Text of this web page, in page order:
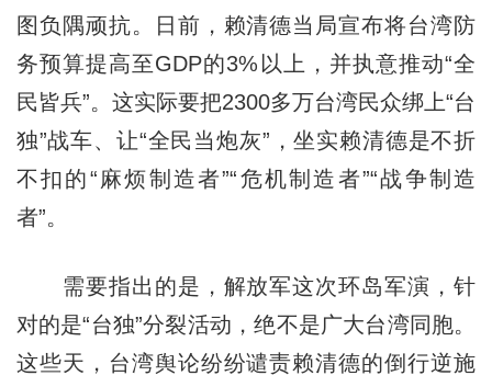
图负隅顽抗。日前，赖清德当局宣布将台湾防
务预算提高至GDP的3%以上，并执意推动“全
民皆兵”。这实际要把2300多万台湾民众绑上“台
独”战车、让“全民当炮灰”，坐实赖清德是不折
不扣的“麻烦制造者”“危机制造者”“战争制造
者”。
需要指出的是，解放军这次环岛军演，针
对的是“台独”分裂活动，绝不是广大台湾同胞。
这些天，台湾舆论纷纷谴责赖清德的倒行逆施